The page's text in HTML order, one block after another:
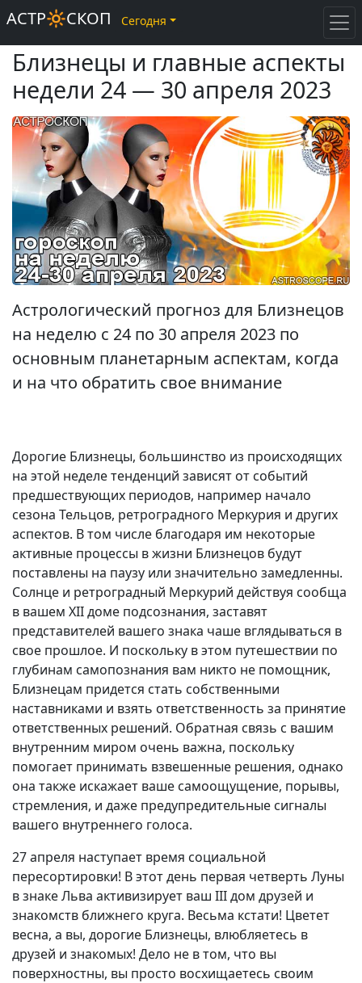
Близнецы и главные аспекты
недели 24 — 30 апреля 2023
Астрологический прогноз для Близнецов
на неделю с 24 по 30 апреля 2023 по
основным планетарным аспектам, когда
и на что обратить свое внимание
Дорогие Близнецы, большинство из происходящих
на этой неделе тенденций зависят от событий
предшествующих периодов, например начало
сезона Тельцов, ретроградного Меркурия и других
аспектов. В том числе благодаря им некоторые
активные процессы в жизни Близнецов будут
поставлены на паузу или значительно замедленны.
Солнце и ретроградный Меркурий действуя сообща
в вашем XII доме подсознания, заставят
представителей вашего знака чаше вглядываться в
свое прошлое. И поскольку в этом путешествии по
глубинам самопознания вам никто не помощник,
Близнецам придется стать собственными
наставниками и взять ответственность за принятие
ответственных решений. Обратная связь с вашим
внутренним миром очень важна, поскольку
помогает принимать взвешенные решения, однако
она также искажает ваше самоощущение, порывы,
стремления, и даже предупредительные сигналы
вашего внутреннего голоса.
27 апреля наступает время социальной
пересортировки! В этот день первая четверть Луны
в знаке Льва активизирует ваш III дом друзей и
знакомств ближнего круга. Весьма кстати! Цветет
весна, а вы, дорогие Близнецы, влюбляетесь в
друзей и знакомых! Дело не в том, что вы
поверхностны, вы просто восхищаетесь своим
АСТР🔆СКОП Сегодня